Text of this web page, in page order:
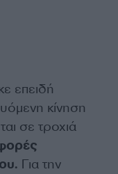
επειδή
κίνηση
σε τροχιά
Για την